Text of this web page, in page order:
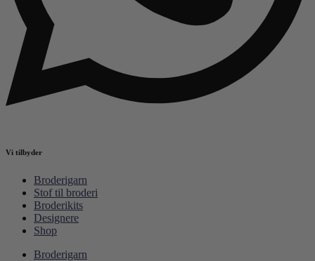
Vi tilbyder
Broderigarn
Stof til broderi
Broderikits
Designere
Shop
Broderigarn